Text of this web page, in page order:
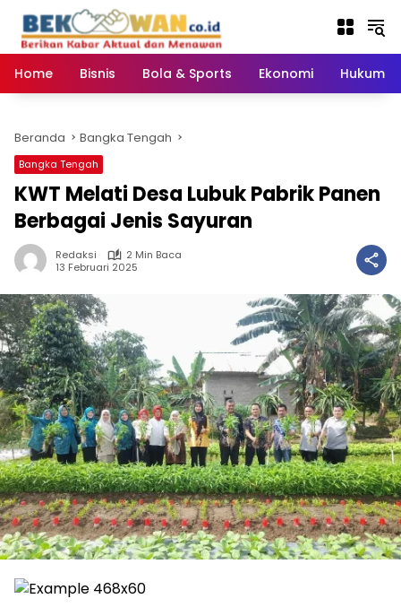
konten
Home
Bisnis Bola & Sports Ekonomi Hukum
Beranda Bangka Tengah
Bangka Tengah
KWT Melati Desa Lubuk Pabrik Panen
Berbagai Jenis Sayuran
Redaksi
2 Min Baca
13 Februari 2025